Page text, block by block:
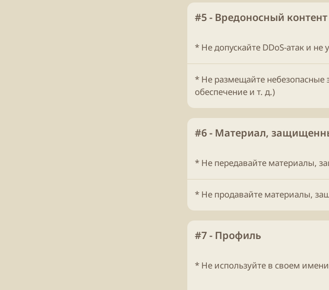
#5 - Вредоносный контент
* Не допускайте DDoS-атак и
* Не размещайте небезопасные
обеспечение и т. д.)
#6 - Материал,
* Не передавайте материалы,
* Не продавайте материалы,
#7 - Профиль
* Не используйте в своем